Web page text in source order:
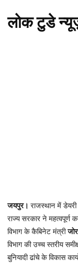
लोक टुडे
जयपुर। राजस्थान में
राज्य सरकार ने महत्वपूर्ण
विभाग के कैबिनेट मंत्री
विभाग की उच्च स्तरीय
बुनियादी ढांचे के विकास